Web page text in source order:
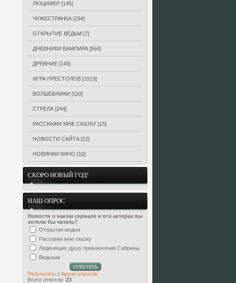
ЛЮЦИФЕР [145]
ЧУЖЕСТРАНКА [294]
ОТКРЫТИЕ ВЕДЬМ [7]
ДНЕВНИКИ ВАМПИРА [566]
ДРЕВНИЕ [145]
ИГРА ПРЕСТОЛОВ [1013]
ВОЛШЕБНИКИ [110]
СТРЕЛА [244]
РАССКАЖИ МНЕ СКАЗКУ [15]
НОВОСТИ САЙТА [22]
НОВИНКИ КИНО [10]
СКОРО НОВЫЙ ГОД!
НАШ ОПРОС
Новости о каком сериале и его актерах вы
хотели бы читать?
Открытие ведьм
Расскажи мне сказку
Леденящие душу приключения Сабрины
Ведьмак
Результаты | Архив опросов
Всего ответов: 23